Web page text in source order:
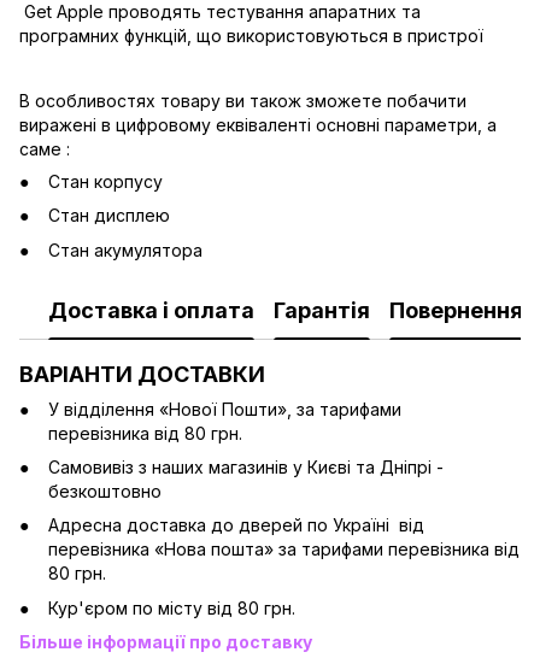
Get Apple проводять тестування апаратних та
програмних функцій, що використовуються в пристрої
В особливостях товару ви також зможете побачити
виражені в цифровому еквіваленті основні параметри, а
саме :
Стан корпусу
Стан дисплею
Стан акумулятора
Доставка і оплата Гарантія Повернення
ВАРІАНТИ ДОСТАВКИ
У відділення «Нової Пошти», за тарифами
перевізника від 80 грн.
Cамовивіз з наших магазинів у Києві та Дніпрі -
безкоштовно
Адресна доставка до дверей по Україні від
перевізника «Нова пошта» за тарифами перевізника від
80 грн.
Кур'єром по місту від 80 грн.
Більше інформації про доставку